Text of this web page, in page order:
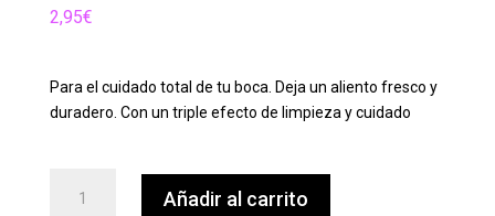
2,95€
Para el cuidado total de tu boca. Deja un aliento fresco y
duradero. Con un triple efecto de limpieza y cuidado
Jumbo
Añadir al carrito